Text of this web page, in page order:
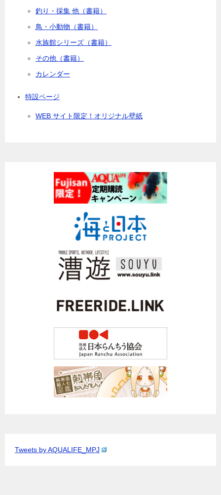
釣り・採集 他（書籍）
鳥・小動物（書籍）
水族館シリーズ（書籍）
その他（書籍）
カレンダー
特設ページ
WEB サイト限定！オリジナル壁紙
Tweets by AQUALIFE_MPJ